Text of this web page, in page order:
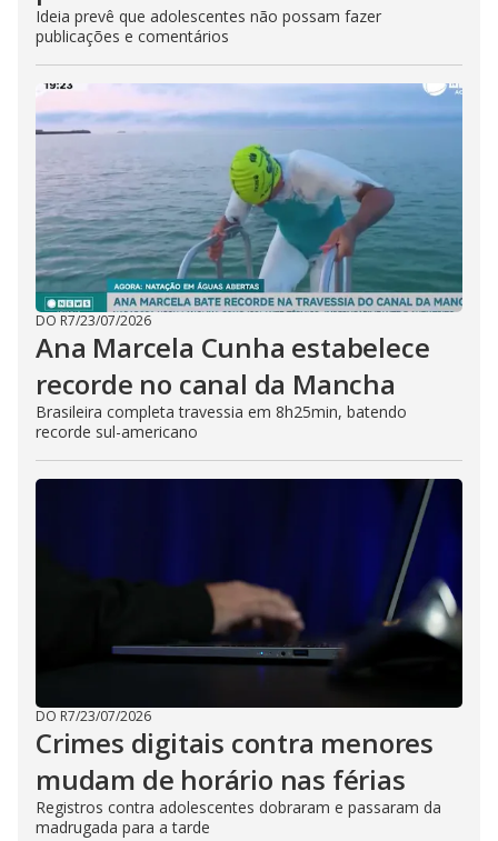
Ideia prevê que adolescentes não possam fazer
publicações e comentários
DO R7/23/07/2026
Ana Marcela Cunha estabelece
recorde no canal da Mancha
Brasileira completa travessia em 8h25min, batendo
recorde sul-americano
DO R7/23/07/2026
Crimes digitais contra menores
mudam de horário nas férias
Registros contra adolescentes dobraram e passaram da
madrugada para a tarde